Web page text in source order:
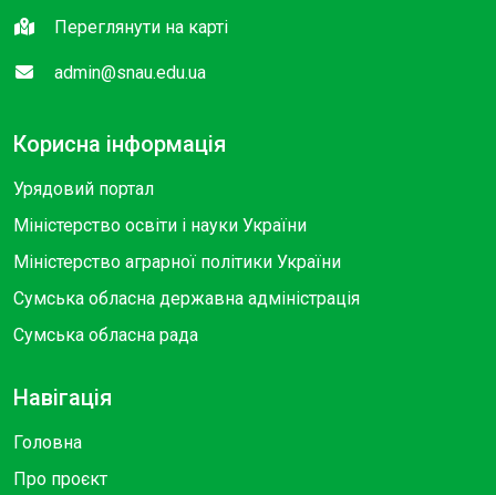
Переглянути на карті
admin@snau.edu.ua
Корисна інформація
Урядовий портал
Міністерство освіти і науки України
Міністерство аграрної політики України
Сумська обласна державна адміністрація
Сумська обласна рада
Навігація
Головна
Про проєкт